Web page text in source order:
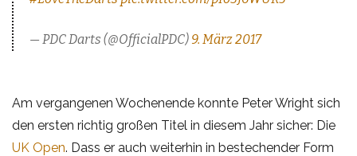
— PDC Darts (@OfficialPDC) 9. März 2017
Am vergangenen Wochenende konnte Peter Wright sich
den ersten richtig großen Titel in diesem Jahr sicher: Die
UK Open. Dass er auch weiterhin in bestechender Form